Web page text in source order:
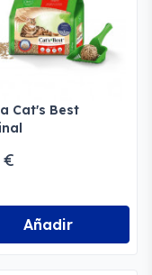
Cat's Best
€
Añadir